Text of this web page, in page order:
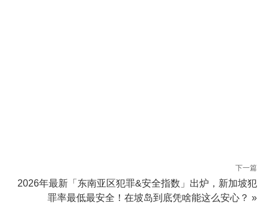
下一篇
2026年最新「东南亚区犯罪&安全指数」出炉，新加坡犯
罪率最低最安全！在坡岛到底凭啥能这么安心？ »